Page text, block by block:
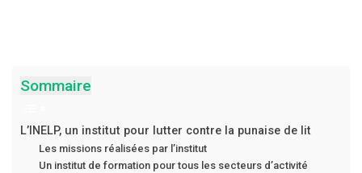
Sommaire
L’INELP, un institut pour lutter contre la punaise de lit
Les missions réalisées par l’institut
Un institut de formation pour tous les secteurs d’activité